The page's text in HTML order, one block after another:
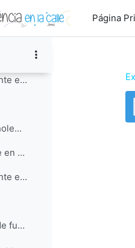
Página
Profesorado participante en "Un cubata químico"
Guía de "Test de alcoholemia"
Alumnado participante en "Test de alcoholemia"
Profesorado participante en "Test de alcoholemia"
Guía de "Una prueba de fuerza"